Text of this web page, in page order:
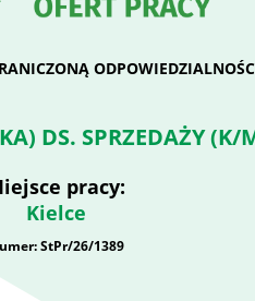
DS. SPRZEDAŻY (K/
pracy:
Kielce
StPr/26/1389